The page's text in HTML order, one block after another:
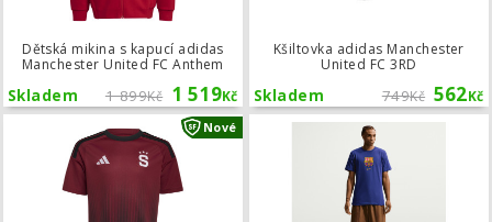
Dětská mikina s kapucí adidas
Manchester United FC Anthem
1 899Kč 1 519Kč
Skladem
Kšiltovka adidas Manchester
United FC 3RD
749Kč 562Kč
Skladem
Nové Dětský dres adidas AC Sparta